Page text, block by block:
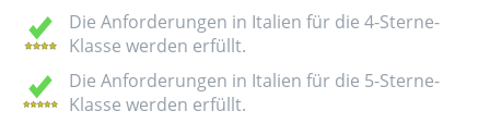
Die Anforderungen in Italien für die 4-Sterne-
Klasse werden erfüllt.
Die Anforderungen in Italien für die 5-Sterne-
Klasse werden erfüllt.